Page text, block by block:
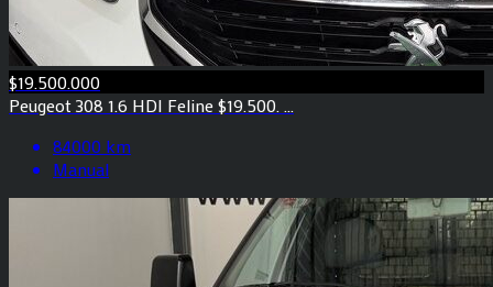
$19.500.000
Peugeot 308 1.6 HDI Feline $19.500. ...
84000 km
Manual